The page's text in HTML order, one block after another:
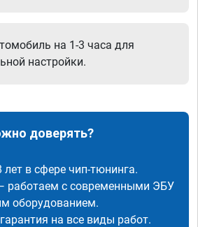
на 1-3 часа для
настройки.
доверять?
в сфере чип-тюнинга.
работаем с современными ЭБУ
оборудованием.
на все виды работ.